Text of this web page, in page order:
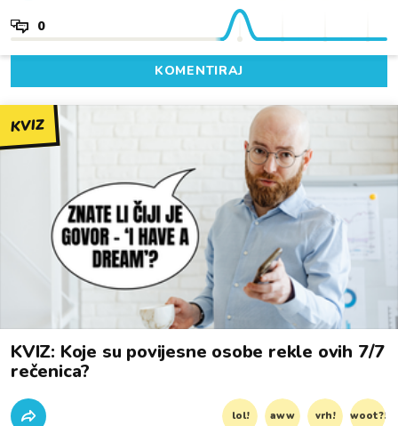
0
KOMENTIRAJ
KVIZ
KVIZ: Koje su povijesne osobe rekle ovih 7/7
rečenica?
lol! aww vrh! woot?!